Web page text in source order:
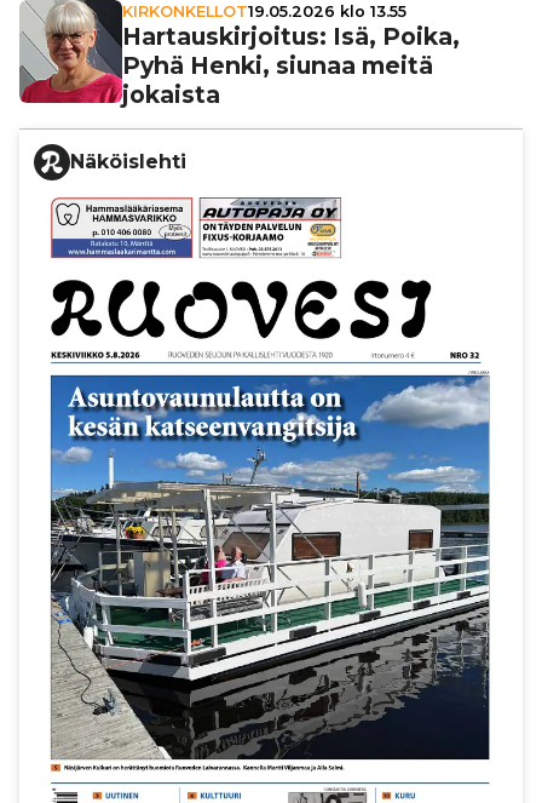
KIRKONKELLOT19.05.2026 klo 13.55
Har­taus­kir­joi­tus: Isä, Poika,
Pyhä Henki, siunaa meitä
jokaista
Näköislehti